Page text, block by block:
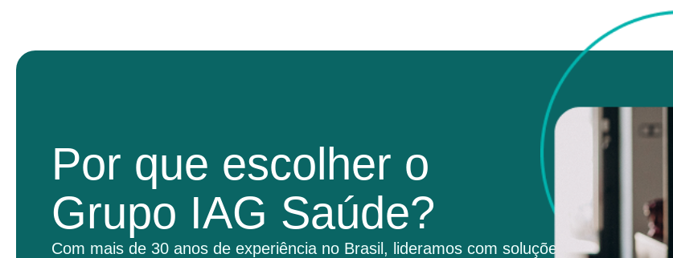
Por que escolher o
Grupo IAG Saúde?
Com mais de 30 anos de experiência no Brasil, lideramos com soluções